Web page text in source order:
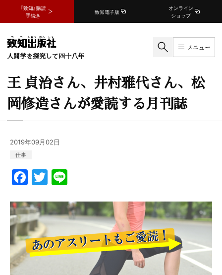
『致知』購読
手続き
致知電子版
オンライン
ショップ
人間学を探究して四十八年
メニュー
王 貞治さん、井村雅代さん、松
岡修造さんが愛読する月刊誌
2019年09月02日
仕事
F
a
c
e
b
o
T
w
itt
er
e